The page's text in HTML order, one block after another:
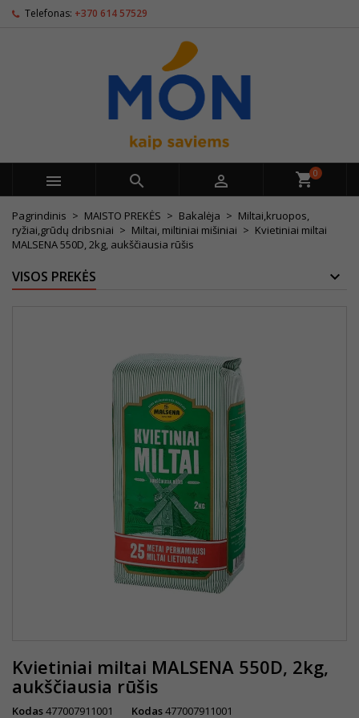
Telefonas: +370 614 57529
   0
Pagrindinis MAISTO PREKĖS Bakalėja
Miltai,kruopos,
ryžiai,grūdų dribsniai
Miltai, miltiniai mišiniai
Kvietiniai miltai
MALSENA 550D, 2kg, aukščiausia rūšis
VISOS PREKĖS
Kvietiniai miltai MALSENA 550D, 2kg,
aukščiausia rūšis
Kodas477007911001 Kodas477007911001